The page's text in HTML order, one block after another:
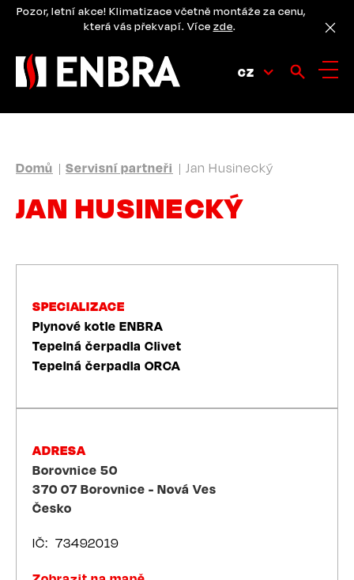
PřejítPozor, letní akce! Klimatizace včetně montáže za cenu,
která vás překvapí. Více zde.
CZ
DROBEČKOVÁ
NAVIGACE
Domů Servisní partneři Jan Husinecký
JAN HUSINECKÝ
SPECIALIZACE
Plynové kotle ENBRA
Tepelná čerpadla Clivet
Tepelná čerpadla ORCA
ADRESA
Borovnice 50
370 07 Borovnice - Nová Ves
Česko
IČ 73492019